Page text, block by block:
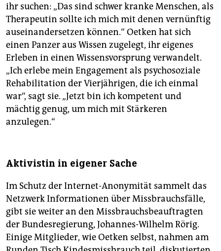
ihr suchen: „Das sind schwer kranke Menschen, als
Therapeutin sollte ich mich mit denen vernünftig
auseinandersetzen können.“ Oetken hat sich
einen Panzer aus Wissen zugelegt, ihr eigenes
Erleben in einen Wissensvorsprung verwandelt.
„Ich erlebe mein Engagement als psychosoziale
Rehabilitation der Vierjährigen, die ich einmal
war“, sagt sie. „Jetzt bin ich kompetent und
mächtig genug, um mich mit Stärkeren
anzulegen.“
Aktivistin in eigener Sache
Im Schutz der Internet-Anonymität sammelt das
Netzwerk Informationen über Missbrauchsfälle,
gibt sie weiter an den Missbrauchsbeauftragten
der Bundesregierung, Johannes-Wilhelm Rörig.
Einige Mitglieder, wie Oetken selbst, nahmen am